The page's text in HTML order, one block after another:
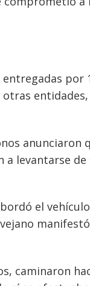
por
otras
anunciaron
a levantarse
el
caminaron